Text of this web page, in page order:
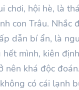
chơi, hội hè, là
con Trâu.
dẫn bí ẩn, là
hết mình, kiên
nên khá độc
có cái lạnh